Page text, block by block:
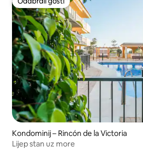
Odabrali gosti
Kondominij – Rincón de la Victoria
Lijep stan uz more